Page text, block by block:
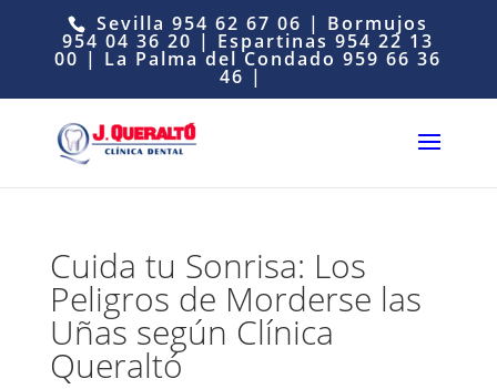
Sevilla954 62 67 06 | Bormujos
954 04 36 20 | Espartinas954 22 13
00 | La Palma del Condado959 66 36
46 |
Cuida tu Sonrisa: Los
Peligros de Morderse las
Uñas según Clínica
Queraltó